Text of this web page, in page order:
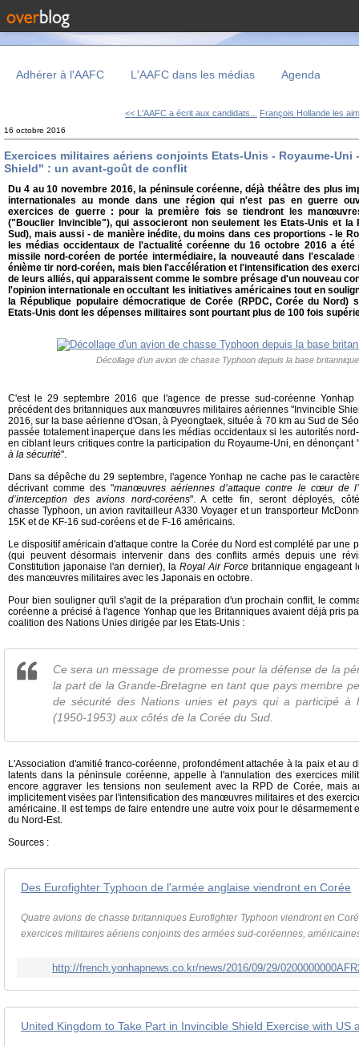
Adhérer à l'AAFC L'AAFC dans les médias Agenda
<< L'AAFC a écrit aux candidats... François Hollande les
16 octobre 2016
Exercices militaires aériens conjoints Etats-Unis - Royaume-Uni
Shield" : un avant-goût de conflit
Du 4 au 10 novembre 2016, la péninsule coréenne, déjà théâtre des plus
internationales au monde dans une région qui n'est pas en guerre
exercices de guerre : pour la première fois se tiendront les
("Bouclier Invincible"), qui associeront non seulement les Etats-Unis et la
Sud), mais aussi - de manière inédite, du moins dans ces proportions - le
les médias occidentaux de l'actualité coréenne du 16 octobre 2016 a
missile nord-coréen de portée intermédiaire, la nouveauté dans
énième tir nord-coréen, mais bien l'accélération et l'intensification des
de leurs alliés, qui apparaissent comme le sombre présage d'un nouveau
l'opinion internationale en occultant les initiatives américaines tout en
la République populaire démocratique de Corée (RPDC, Corée du
Etats-Unis dont les dépenses militaires sont pourtant plus de 100 fois
Décollage d'un avion de chasse Typhoon depuis la base
C'est le 29 septembre 2016 que l'agence de presse sud-coréenne
précédent des britanniques aux manœuvres militaires aériennes "Invincible
2016, sur la base aérienne d'Osan, à Pyeongtaek, située à 70 km au Sud de
passée totalement inaperçue dans les médias occidentaux si les autorités
en ciblant leurs critiques contre la participation du Royaume-Uni, en dénonçant "
à la sécurité".
Dans sa dépêche du 29 septembre, l'agence Yonhap ne cache pas le
décrivant comme des "manœuvres aériennes d’attaque contre le cœur de
d’interception des avions nord-coréens". A cette fin, seront déployés,
chasse Typhoon, un avion ravitailleur A330 Voyager et un transporteur
15K et de KF-16 sud-coréens et de F-16 américains.
Le dispositif américain d'attaque contre la Corée du Nord est complété par une
(qui peuvent désormais intervenir dans des conflits armés depuis une
Constitution japonaise l'an dernier), la Royal Air Force britannique engageant
des manœuvres militaires avec les Japonais en octobre.
Pour bien souligner qu'il s'agit de la préparation d'un prochain conflit, le
coréenne a précisé à l'agence Yonhap que les Britanniques avaient déjà pris
coalition des Nations Unies dirigée par les Etats-Unis :
Ce sera un message de promesse pour la défense de la
la part de la Grande-Bretagne en tant que pays membre
de sécurité des Nations unies et pays qui a participé à
(1950-1953) aux côtés de la Corée du Sud.
L'Association d'amitié franco-coréenne, profondément attachée à la paix et au
latents dans la péninsule coréenne, appelle à l'annulation des exercices
encore aggraver les tensions non seulement avec la RPD de Corée, mais
implicitement visées par l'intensification des manœuvres militaires et des
américaine. Il est temps de faire entendre une autre voix pour le désarmement
du Nord-Est.
Sources :
Des Eurofighter Typhoon de l'armée anglaise viendront en Corée
Quatre avions de chasse britanniques Eurofighter Typhoon viendront en
exercices militaires aériens conjoints des armées sud-coréennes,
http://french.yonhapnews.co.kr/news/2016/09/29/
United Kingdom to Take Part in Invincible Shield Exercise with US